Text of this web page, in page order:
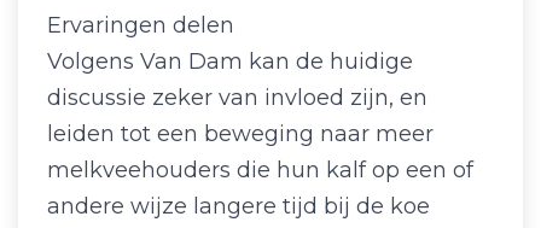
Ervaringen delen
Volgens Van Dam kan de huidige
discussie zeker van invloed zijn, en
leiden tot een beweging naar meer
melkveehouders die hun kalf op een of
andere wijze langere tijd bij de koe